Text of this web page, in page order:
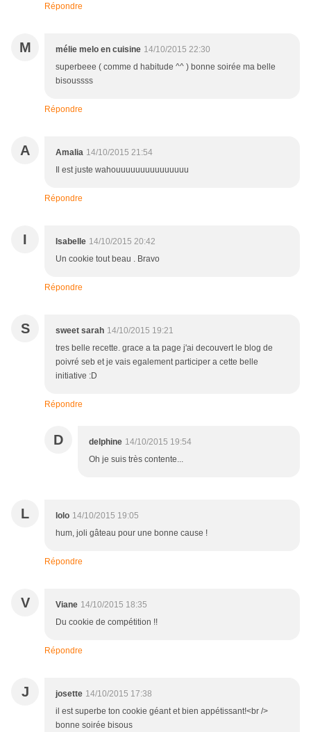
Répondre
M mélie melo en cuisine 14/10/2015 22:30
superbeee ( comme d habitude ^^ ) bonne soirée ma belle
bisoussss
Répondre
A Amalia 14/10/2015 21:54
Il est juste wahouuuuuuuuuuuuuuu
Répondre
I Isabelle 14/10/2015 20:42
Un cookie tout beau . Bravo
Répondre
S sweet sarah 14/10/2015 19:21
tres belle recette. grace a ta page j'ai decouvert le blog de
poivré seb et je vais egalement participer a cette belle
initiative :D
Répondre
D delphine 14/10/2015 19:54
Oh je suis très contente...
L lolo 14/10/2015 19:05
hum, joli gâteau pour une bonne cause !
Répondre
V Viane 14/10/2015 18:35
Du cookie de compétition !!
Répondre
J josette 14/10/2015 17:38
il est superbe ton cookie géant et bien appétissant!<br />
bonne soirée bisous